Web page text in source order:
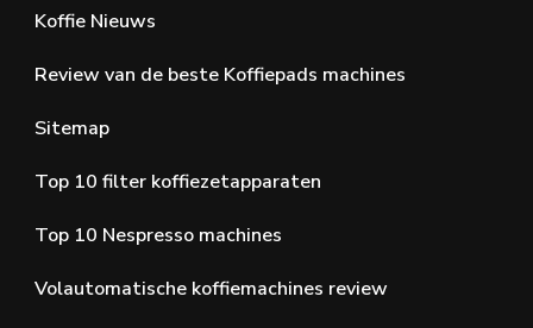
Koffie Nieuws
Review van de beste Koffiepads machines
Sitemap
Top 10 filter koffiezetapparaten
Top 10 Nespresso machines
Volautomatische koffiemachines review